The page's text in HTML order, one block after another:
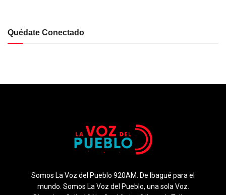
Quédate Conectado
Somos La Voz del Pueblo 920AM. De Ibagué para el
mundo. Somos La Voz del Pueblo, una sola Voz.